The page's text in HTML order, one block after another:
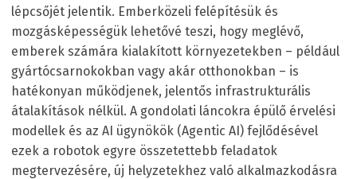
lépcsőjét jelentik. Emberközeli felépítésük és
mozgásképességük lehetővé teszi, hogy meglévő,
emberek számára kialakított környezetekben – például
gyártócsarnokokban vagy akár otthonokban – is
hatékonyan működjenek, jelentős infrastrukturális
átalakítások nélkül. A gondolati láncokra épülő érvelési
modellek és az AI ügynökök (Agentic AI) fejlődésével
ezek a robotok egyre összetettebb feladatok
megtervezésére, új helyzetekhez való alkalmazkodásra